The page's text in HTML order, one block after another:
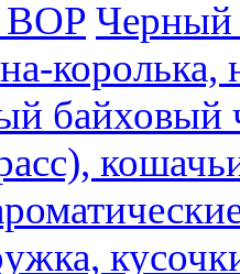
Черный
байховый